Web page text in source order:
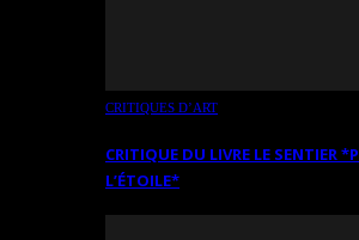
CRITIQUES D’ART
CRITIQUE DU LIVRE LE SENTIER
L’ÉTOILE*